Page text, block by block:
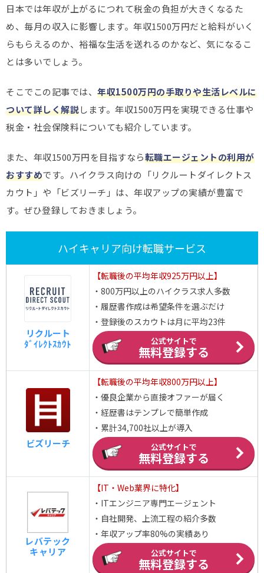
日本では年収が上がるにつれて税金の負担が大きくなるた
め、毎月の収入に影響します。年収1500万円だと給料がいく
らもらえるのか、裕福な生活を送れるのかなど、気になるこ
とは多いでしょう。
そこでこの記事では、 年収1500万円の手取りや生活レベルに
ついて詳しく解説します。年収1500万円を実現できる仕事や
税金・社会保険料についても紹介しています。
また、年収1500万円を目指すなら転職エージェントの利用が
おすすめです。ハイクラス向けの「リクルートダイレクトス
カウト」や「ビズリーチ」は、年収アップの実績が豊富で
す。ぜひ登録しておきましょう。
ハイキャリア向け転職サービス
リクルート
ﾀﾞｲﾚｸﾄｽｶｳﾄ
【転職後の平均年収925万円以上】
・800万円以上のハイクラス求人多数
・履歴書作成は希望条件を選ぶだけ
・登録後のスカウトは月に平均23件
公式サイトで
無料登録する
ビズリーチ
【転職後の平均年収800万円以上】
・優良企業から直接オファーが届く
・経歴書はテンプレで簡単作成
・累計34,700社以上が導入
公式サイトで
無料登録する
レバテック
キャリア
【IT・Web業界に特化】
・ITエンジニア専門エージェント
・自社開発、上流工程の紹介多数
・年収アップ率80%の実績あり
公式サイトで
無料登録する